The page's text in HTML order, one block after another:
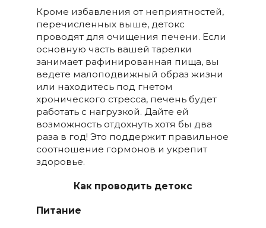
Кроме избавления от неприятностей,
перечисленных выше, детокс
проводят для очищения печени. Если
основную часть вашей тарелки
занимает рафинированная пища, вы
ведете малоподвижный образ жизни
или находитесь под гнетом
хронического стресса, печень будет
работать с нагрузкой. Дайте ей
возможность отдохнуть хотя бы два
раза в год! Это поддержит правильное
соотношение гормонов и укрепит
здоровье.
Как проводить детокс
Питание